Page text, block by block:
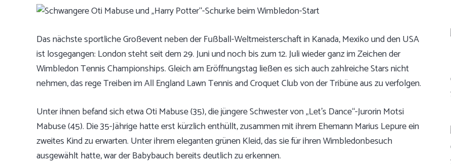
Das nächste sportliche Großevent neben der Fußball-Weltmeisterschaft in Kanada, Mexiko und den USA
ist losgegangen: London steht seit dem 29. Juni und noch bis zum 12. Juli wieder ganz im Zeichen der
Wimbledon Tennis Championships. Gleich am Eröffnungstag ließen es sich auch zahlreiche Stars nicht
nehmen, das rege Treiben im All England Lawn Tennis and Croquet Club von der Tribüne aus zu verfolgen.
Unter ihnen befand sich etwa Oti Mabuse (35), die jüngere Schwester von „Let’s Dance“-Jurorin Motsi
Mabuse (45). Die 35-Jährige hatte erst kürzlich enthüllt, zusammen mit ihrem Ehemann Marius Lepure ein
zweites Kind zu erwarten. Unter ihrem eleganten grünen Kleid, das sie für ihren Wimbledonbesuch
ausgewählt hatte, war der Babybauch bereits deutlich zu erkennen.